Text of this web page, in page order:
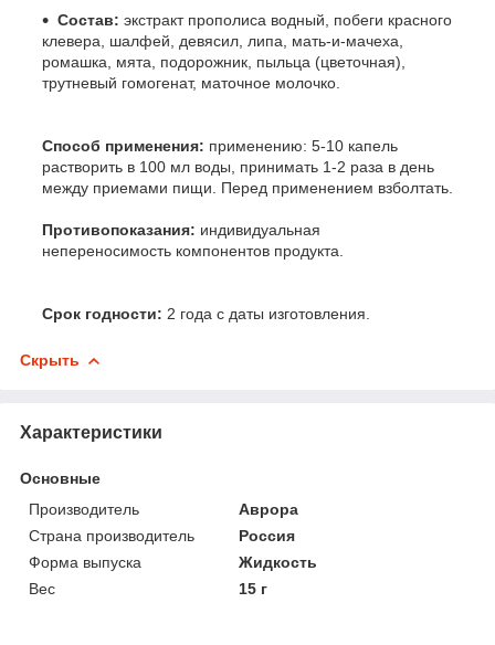
Состав: экстракт прополиса водный, побеги красного
клевера, шалфей, девясил, липа, мать-и-мачеха,
ромашка, мята, подорожник, пыльца (цветочная),
трутневый гомогенат, маточное молочко.
Способ применения: применению: 5-10 капель
растворить в 100 мл воды, принимать 1-2 раза в день
между приемами пищи. Перед применением взболтать.
Противопоказания: индивидуальная
непереносимость компонентов продукта.
Срок годности: 2 года с даты изготовления.
Скрыть
Характеристики
Основные
Производитель
Аврора
Страна производитель
Россия
Форма выпуска
Жидкость
Вес
15 г